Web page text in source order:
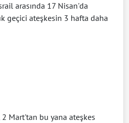
arasında 17 Nisan'da
geçici ateşkesin 3 hafta daha
2 Mart'tan bu yana ateşkes